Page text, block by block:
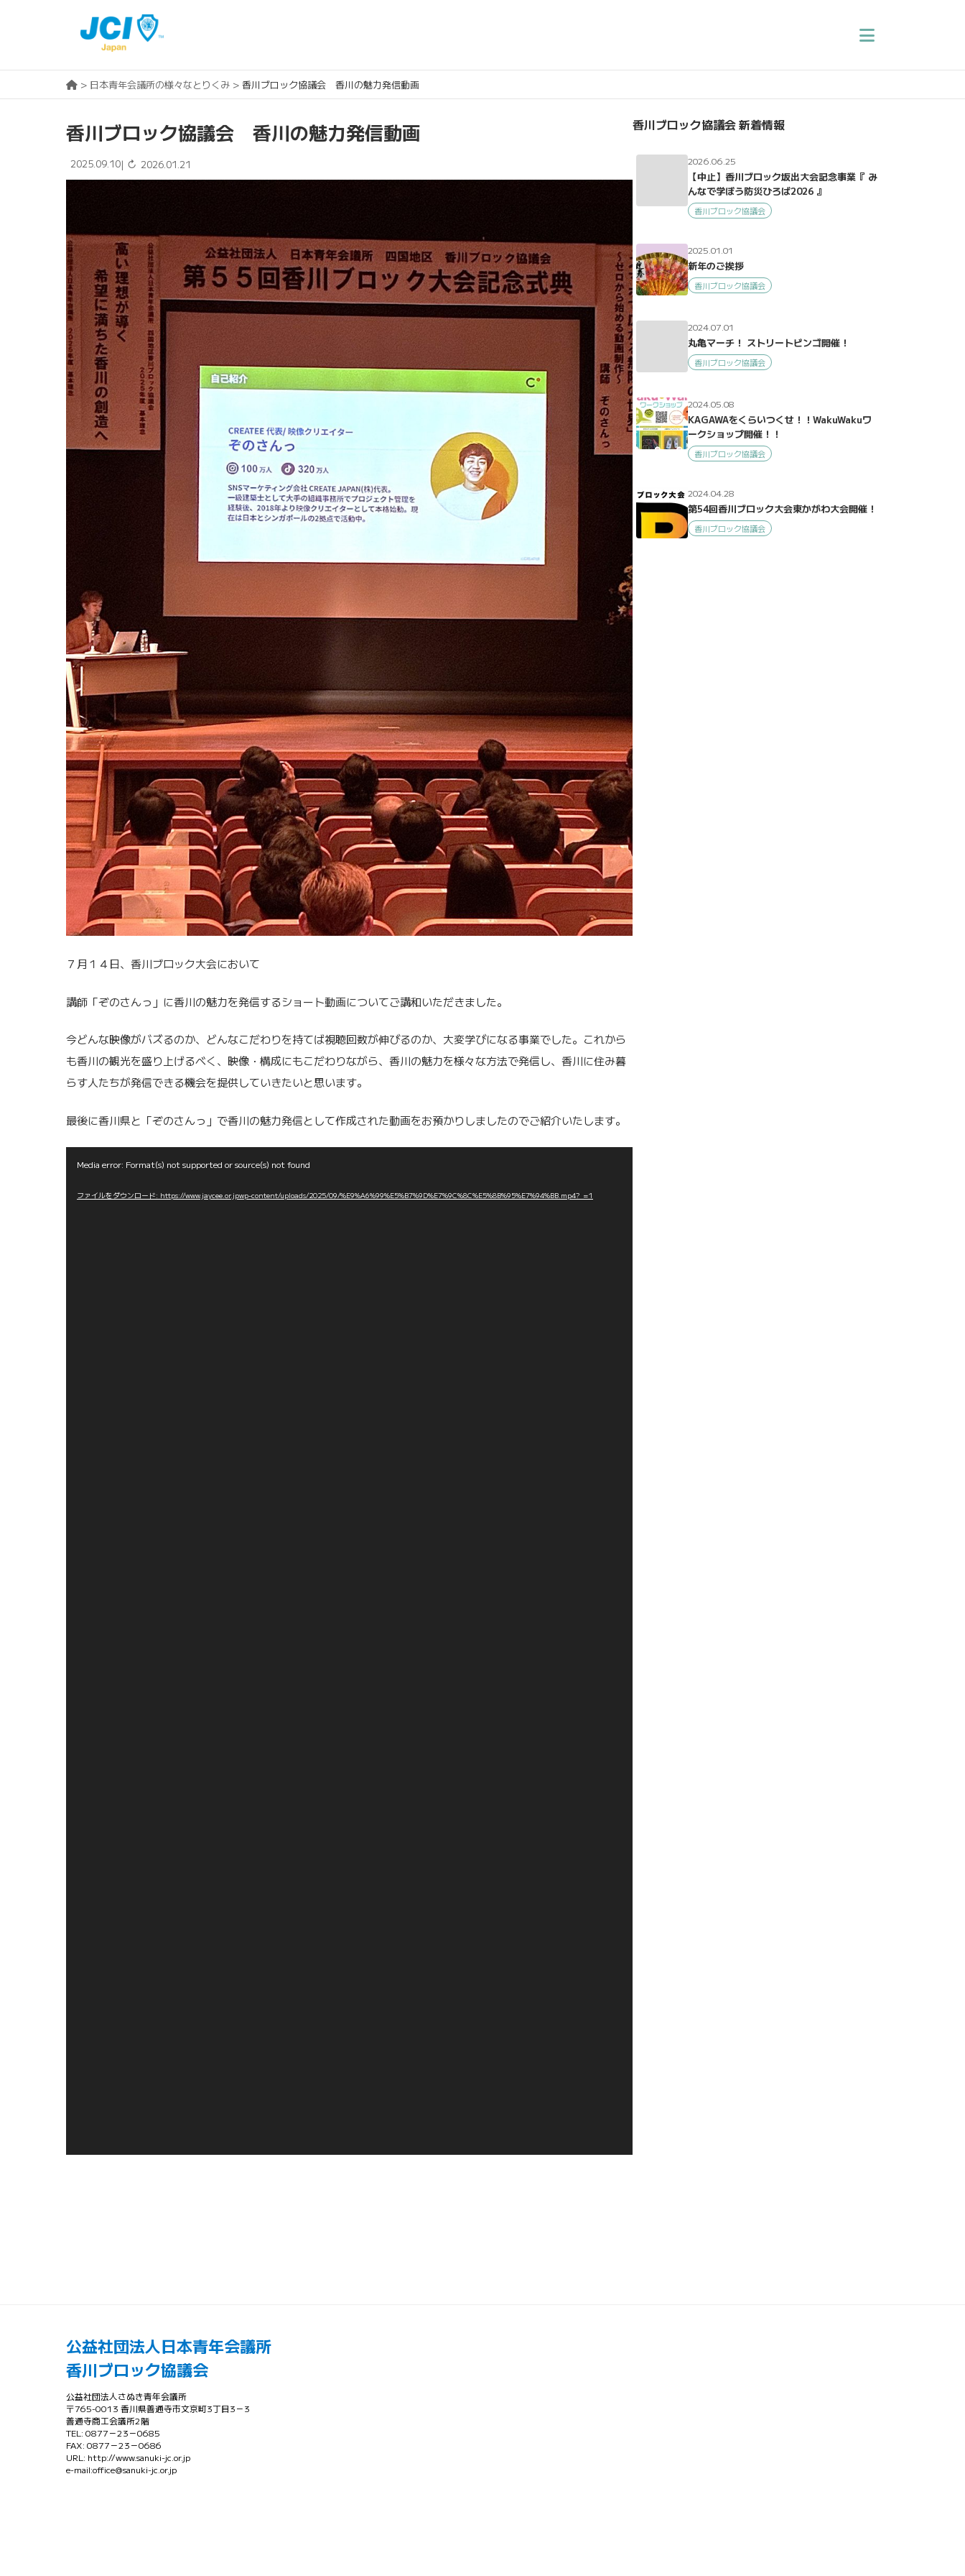
> 日本青年会議所の様々なとりくみ > 香川ブロック協議会 香川の魅力発信動画
香川ブロック協議会 香川の魅力発信動画
2025.09.10| ↻ 2026.01.21
７月１４日、香川ブロック大会において
講師「ぞのさんっ」に香川の魅力を発信するショート動画についてご講和いただきました。
今どんな映像がバズるのか、どんなこだわりを持てば視聴回数が伸びるのか、大変学びになる事業でした。これから
も香川の観光を盛り上げるべく、映像・構成にもこだわりながら、香川の魅力を様々な方法で発信し、香川に住み暮
らす人たちが発信できる機会を提供していきたいと思います。
最後に香川県と「ぞのさんっ」で香川の魅力発信として作成された動画をお預かりしましたのでご紹介いたします。
Media error: Format(s) not supported or source(s) not found
ファイルをダウンロード: https://www.jaycee.or.jpwp-content/uploads/2025/09/%E9%A6%99%E5%B7%9D%E7%9C%8C%E5%8B%95%E7%94%BB.mp4?_=1
香川ブロック協議会 新着情報
2026.06.25
【中止】香川ブロック坂出大会記念事業『 み
んなで学ぼう防災ひろば2026 』
香川ブロック協議会
2025.01.01
新年のご挨拶
香川ブロック協議会
2024.07.01
丸亀マーチ！ ストリートビンゴ開催！
香川ブロック協議会
2024.05.08
KAGAWAをくらいつくせ！！WakuWakuワ
ークショップ開催！！
香川ブロック協議会
2024.04.28
第54回香川ブロック大会東かがわ大会開催！
香川ブロック協議会
公益社団法人日本青年会議所
香川ブロック協議会
公益社団法人さぬき青年会議所
〒765-0013 香川県善通寺市文京町3丁目3－3
善通寺商工会議所2階
TEL: 0877－23－0685
FAX: 0877－23－0686
URL: http://www.sanuki-jc.or.jp
e-mail:office@sanuki-jc.or.jp